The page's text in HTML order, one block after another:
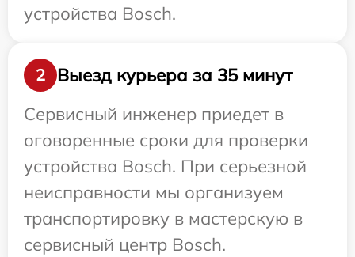
устройства Bosch.
2
Выезд курьера за 35 минут
Сервисный инженер приедет в
оговоренные сроки для проверки
устройства Bosch. При серьезной
неисправности мы организуем
транспортировку в мастерскую в
сервисный центр Bosch.